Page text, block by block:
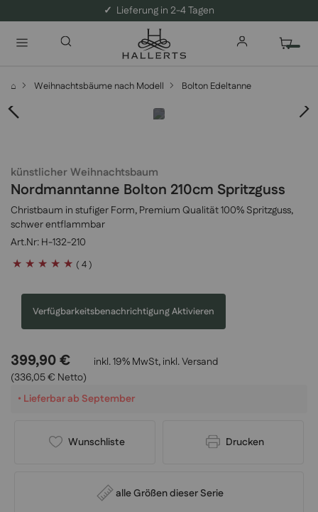
✓ Lieferung in 2-4 Tagen
⌂ Weihnachtsbäume nach Modell Bolton Edeltanne
künstlicher Weihnachtsbaum
Nordmanntanne Bolton 210cm Spritzguss
Christbaum in stufiger Form, Premium Qualität 100% Spritzguss,
schwer entflammbar
H-132-210
Bewertung:
( 4 )
Verfügbarkeitsbenachrichtigung Aktivieren
399,90 €
(336,05 € Netto)
inkl. 19% MwSt, inkl.Versand
• Lieferbar ab September
Wunschliste Drucken
alle Größen dieser Serie